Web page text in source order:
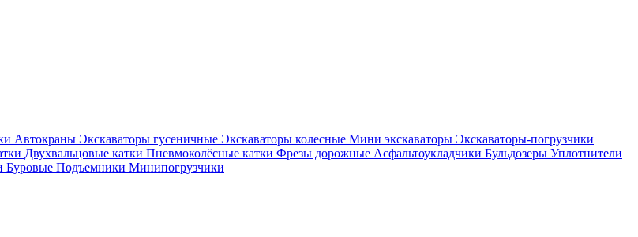
Автокраны Экскаваторы гусеничные Экскаваторы колесные Мини экскаваторы Экскаваторы-погрузчики
Двухвальцовые катки Пневмоколёсные катки Фрезы дорожные Асфальтоукладчики Бульдозеры Уплотнители
Буровые Подъемники Минипогрузчики